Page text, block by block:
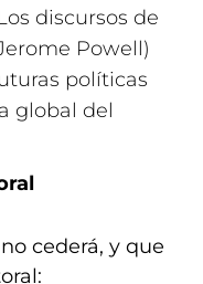
discursos de
Powell)
políticas
global del
cederá, y que